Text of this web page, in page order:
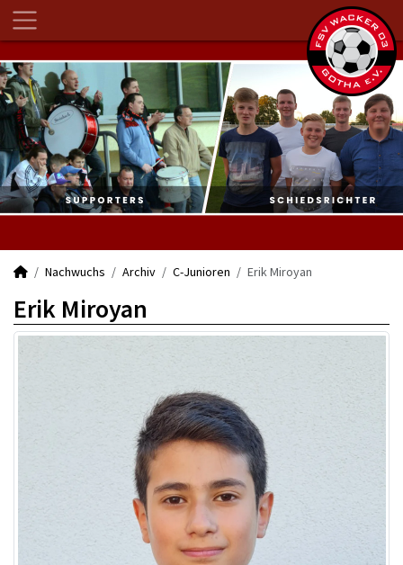
Nachwuchs Archiv C-Junioren Erik Miroyan
Erik Miroyan